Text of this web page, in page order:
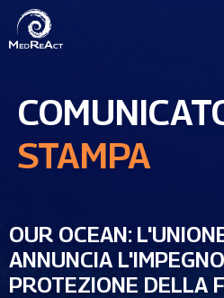
STAMPA
OUR OCEAN:
ANNUNCIA
PROTEZIONE DELLA